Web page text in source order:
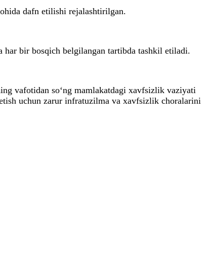
dafn etilishi rejalashtirilgan.
har bir bosqich belgilangan tartibda tashkil etiladi.
vafotidan so‘ng mamlakatdagi xavfsizlik vaziyati
uchun zarur infratuzilma va xavfsizlik choralarini